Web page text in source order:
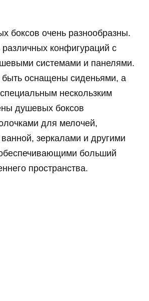
боксов очень разнообразны.
конфигураций с
системами и панелями.
оснащены сиденьями, а
нескользким
душевых боксов
для мелочей,
зеркалами и другими
больший
пространства.